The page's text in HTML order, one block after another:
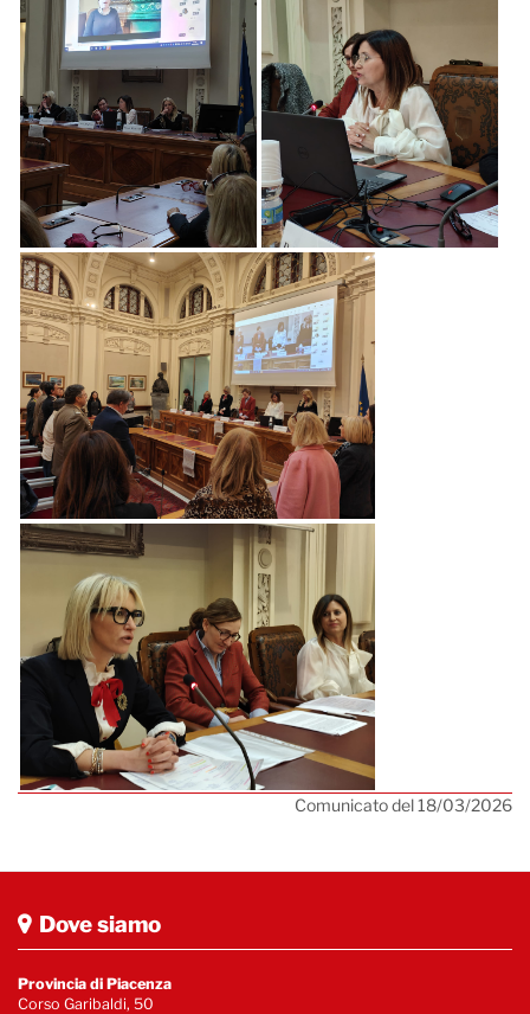
Comunicato del 18/03/2026
Dove siamo
Provincia di Piacenza
Corso Garibaldi, 50